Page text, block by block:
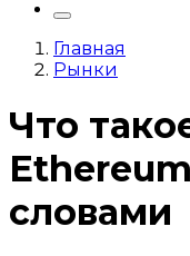
Главная
Рынки
Что
словами